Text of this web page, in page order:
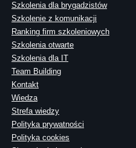
Szkolenia dla brygadzistów
Szkolenie z komunikacji
Ranking firm szkoleniowych
Szkolenia otwarte
Szkolenia dla IT
Team Building
Kontakt
Wiedza
Strefa wiedzy
Polityka prywatności
Polityka cookies